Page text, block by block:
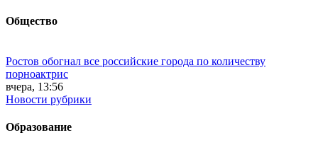
Общество
Ростов обогнал все российские города по количеству
порноактрис
вчера, 13:56
Новости рубрики
Образование